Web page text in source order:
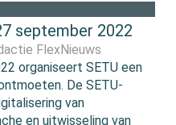
september 2022
FlexNieuws
organiseert SETU een
De SETU-
van
en uitwisseling van